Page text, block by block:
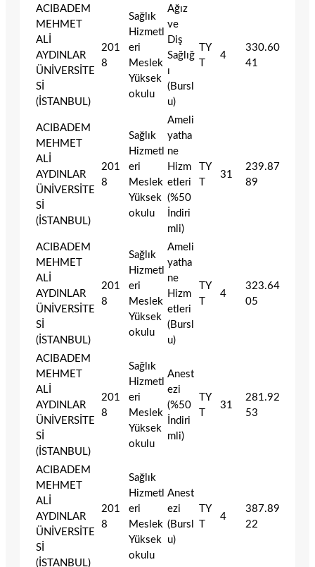
ACIBADEM
MEHMET
ALİ
AYDINLAR
ÜNİVERSİTE
Sİ
(İSTANBUL)
201
8
Sağlık
Hizmetl
eri
Meslek
Yüksek
okulu
Ağız
ve
Diş
Sağlığ
ı
(Bursl
u)
TY
T
4
330.60
41
ACIBADEM
MEHMET
ALİ
AYDINLAR
ÜNİVERSİTE
Sİ
(İSTANBUL)
201
8
Sağlık
Hizmetl
eri
Meslek
Yüksek
okulu
Ameli
yatha
ne
Hizm
etleri
(%50
İndiri
mli)
TY
T
31
239.87
89
ACIBADEM
MEHMET
ALİ
AYDINLAR
ÜNİVERSİTE
Sİ
(İSTANBUL)
201
8
Sağlık
Hizmetl
eri
Meslek
Yüksek
okulu
Ameli
yatha
ne
Hizm
etleri
(Bursl
u)
TY
T
4
323.64
05
ACIBADEM
MEHMET
ALİ
AYDINLAR
ÜNİVERSİTE
Sİ
(İSTANBUL)
201
8
Sağlık
Hizmetl
eri
Meslek
Yüksek
okulu
Anest
ezi
(%50
İndiri
mli)
TY
T
31
281.92
53
ACIBADEM
MEHMET
ALİ
AYDINLAR
ÜNİVERSİTE
Sİ
(İSTANBUL)
201
8
Sağlık
Hizmetl
eri
Meslek
Yüksek
okulu
Anest
ezi
(Bursl
u)
TY
T
4
387.89
22